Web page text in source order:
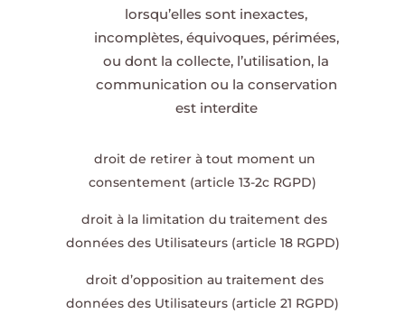
lorsqu’elles sont inexactes,
incomplètes, équivoques, périmées,
ou dont la collecte, l’utilisation, la
communication ou la conservation
est interdite
droit de retirer à tout moment un
consentement (article 13-2c RGPD)
droit à la limitation du traitement des
données des Utilisateurs (article 18 RGPD)
droit d’opposition au traitement des
données des Utilisateurs (article 21 RGPD)